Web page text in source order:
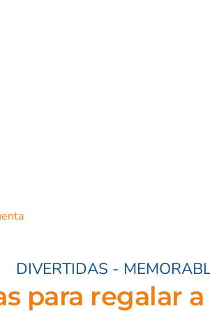
DIVERTIDAS -
para regalar